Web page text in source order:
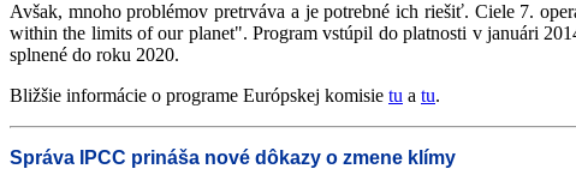
Avšak, mnoho problémov pretrváva a je potrebné ich riešiť. Ciele 7.
within the limits of our planet". Program vstúpil do platnosti v januári
splnené do roku 2020.
Bližšie informácie o programe Európskej komisie tu a tu.
Správa IPCC prináša nové dôkazy o zmene klímy